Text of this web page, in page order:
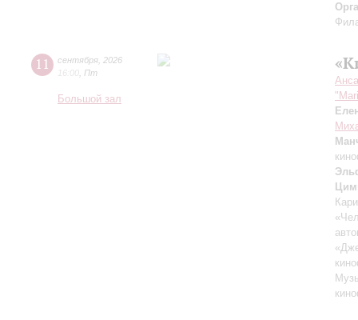
11 сентября 2026
16:00 Пт
Большой зал